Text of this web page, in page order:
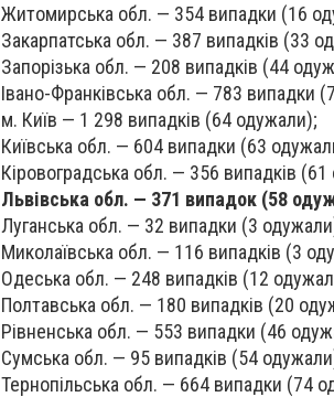
Житомирська обл. — 354 випадки (16
Закарпатська обл. — 387 випадків (33
Запорізька обл. — 208 випадків (44
Івано-Франківська обл. — 783 випадки
м. Київ — 1 298 випадків (64 одужали);
Київська обл. — 604 випадки (63
Кіровоградська обл. — 356 випадків
Львівська обл. — 371 випадок (58
Луганська обл. — 32 випадки (3
Миколаївська обл. — 116 випадків (3
Одеська обл. — 248 випадків (12
Полтавська обл. — 180 випадків (20
Рівненська обл. — 553 випадки (46
Сумська обл. — 95 випадків (54
Тернопільська обл. — 664 випадки (74